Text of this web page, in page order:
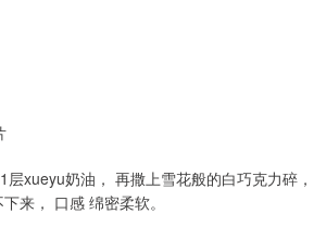
xueyu奶油， 再撒上雪花般的白巧克力碎
来， 口感 绵密柔软。